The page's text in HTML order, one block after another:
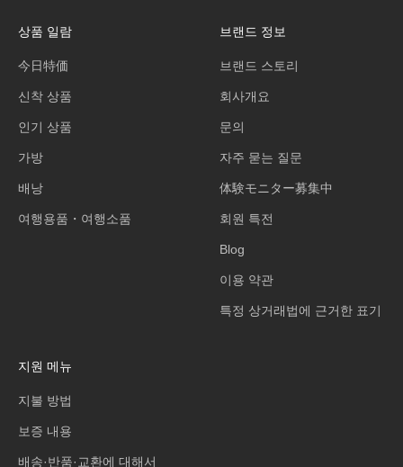
상품 일람
今日特価
신착 상품
인기 상품
가방
배낭
여행용품・여행소품
브랜드 정보
브랜드 스토리
회사개요
문의
자주 묻는 질문
体験モニター募集中
회원 특전
Blog
이용 약관
특정 상거래법에 근거한 표기
지원 메뉴
지불 방법
보증 내용
배송·반품·교환에 대해서